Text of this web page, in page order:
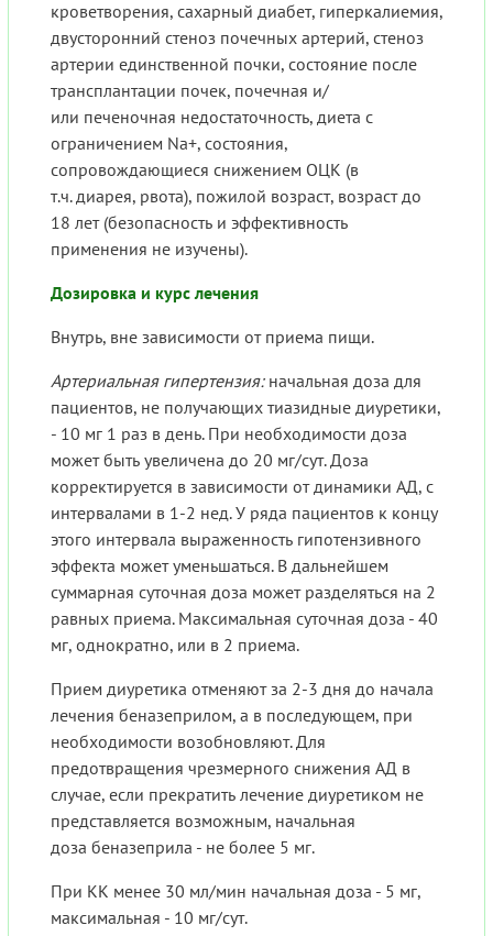
кроветворения, сахарный диабет, гиперкалиемия,
двусторонний стеноз почечных артерий, стеноз
артерии единственной почки, состояние после
трансплантации почек, почечная и/
или печеночная недостаточность, диета с
ограничением Na+, состояния,
сопровождающиеся снижением ОЦК (в
т.ч. диарея, рвота), пожилой возраст, возраст до
18 лет (безопасность и эффективность
применения не изучены).
Дозировка и курс лечения
Внутрь, вне зависимости от приема пищи.
Артериальная гипертензия:начальная доза для
пациентов, не получающих тиазидные диуретики,
- 10 мг 1 раз в день. При необходимости доза
может быть увеличена до 20 мг/сут. Доза
корректируется в зависимости от динамики АД, с
интервалами в 1-2 нед. У ряда пациентов к концу
этого интервала выраженность гипотензивного
эффекта может уменьшаться. В дальнейшем
суммарная суточная доза может разделяться на 2
равных приема. Максимальная суточная доза - 40
мг, однократно, или в 2 приема.
Прием диуретика отменяют за 2-3 дня до начала
лечения беназеприлом, а в последующем, при
необходимости возобновляют. Для
предотвращения чрезмерного снижения АД в
случае, если прекратить лечение диуретиком не
представляется возможным, начальная
доза беназеприла - не более 5 мг.
При КК менее 30 мл/мин начальная доза - 5 мг,
максимальная - 10 мг/сут.